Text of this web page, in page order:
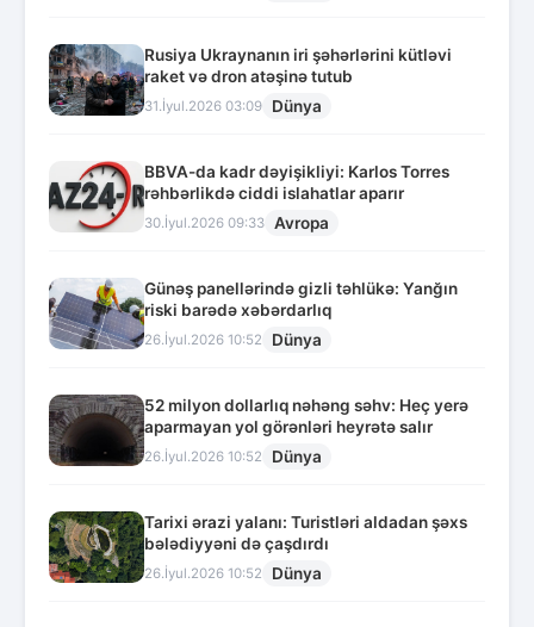
Rusiya Ukraynanın iri şəhərlərini kütləvi
raket və dron atəşinə tutub
31.İyul.2026 03:09 Dünya
BBVA-da kadr dəyişikliyi: Karlos Torres
rəhbərlikdə ciddi islahatlar aparır
30.İyul.2026 09:33 Avropa
Günəş panellərində gizli təhlükə: Yanğın
riski barədə xəbərdarlıq
26.İyul.2026 10:52 Dünya
52 milyon dollarlıq nəhəng səhv: Heç yerə
aparmayan yol görənləri heyrətə salır
26.İyul.2026 10:52 Dünya
Tarixi ərazi yalanı: Turistləri aldadan şəxs
bələdiyyəni də çaşdırdı
26.İyul.2026 10:52 Dünya